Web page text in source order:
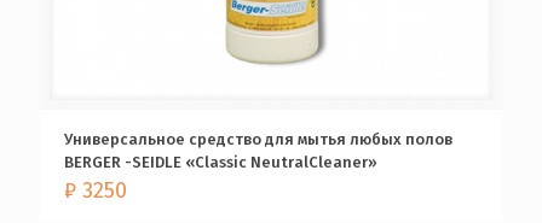
Универсальное средство для мытья любых полов
BERGER -SEIDLE «Classic NeutralCleaner»
₽ 3250